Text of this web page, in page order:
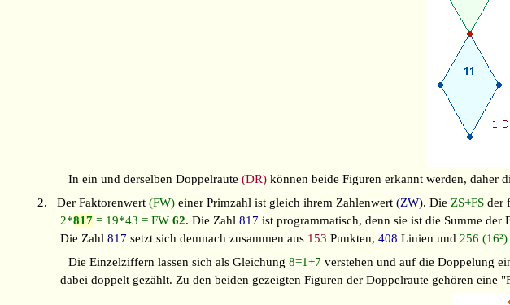
In ein und derselben Doppelraute (DR) können beide Figuren erkannt werden, daher
2.
Der Faktorenwert (FW)einer Primzahl ist gleich ihrem Zahlenwert (ZW). Die ZS+FS der
2*817 = 19*43 = FW62. Die Zahl817 ist programmatisch, denn sie ist die Summe der
Die Zahl817setzt sich demnach zusammen aus 153 Punkten,408Linien und 256 (16²)
Die Einzelziffern lassen sich als Gleichung 8=1+7 verstehen und auf die Doppelung
dabei doppelt gezählt. Zu den beiden gezeigten Figuren der Doppelraute gehören eine